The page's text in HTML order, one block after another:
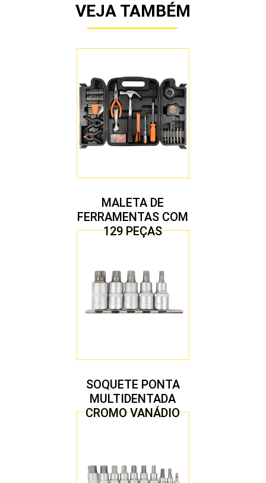
VEJA TAMBÉM
MALETA DE
FERRAMENTAS COM
129 PEÇAS
SOQUETE PONTA
MULTIDENTADA
CROMO VANÁDIO